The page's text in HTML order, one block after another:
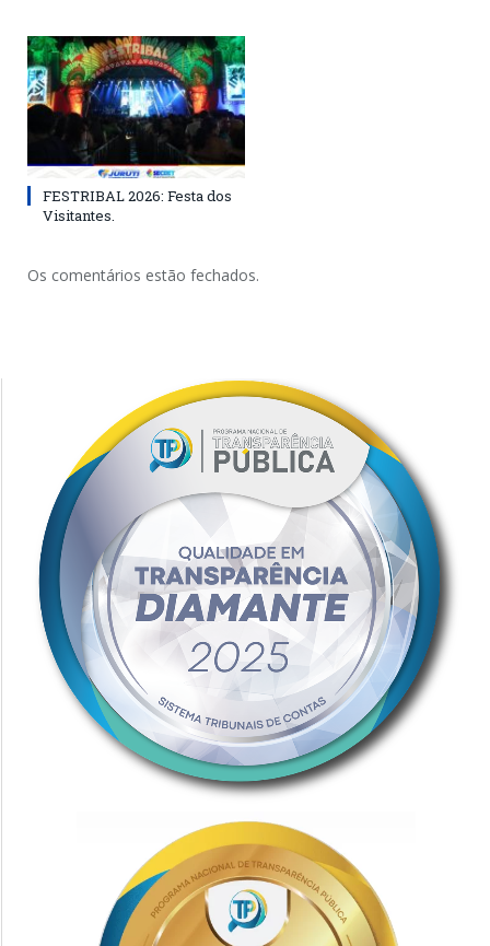
FESTRIBAL 2026: Festa dos
Visitantes.
Os comentários estão fechados.